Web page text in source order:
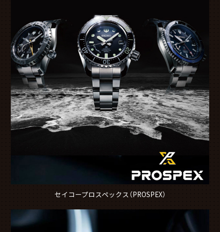
セイコープロスペックス（PROSPEX）